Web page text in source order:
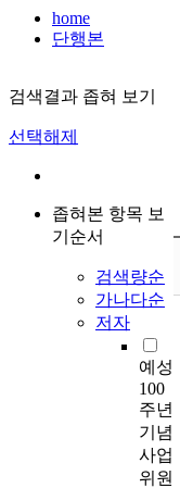
home
단행본
검색결과 좁혀 보기
선택해제
좁혀본 항목 보
기순서
검색량순
가나다순
저자
예성
100
주년
기념
사업
위원